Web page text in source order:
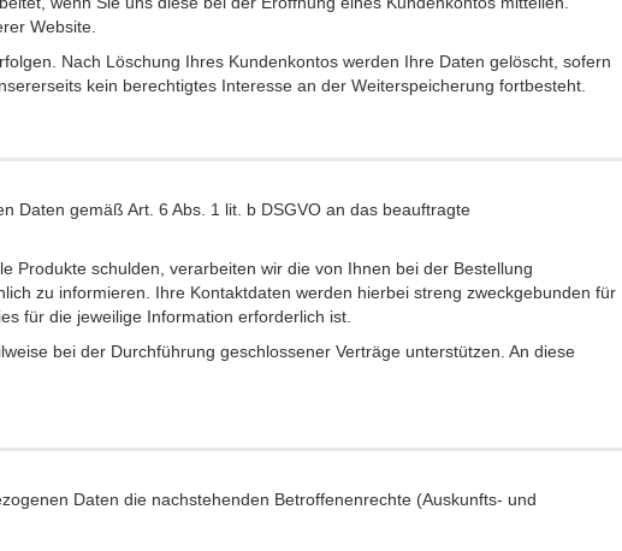
Website.
Nach Löschung Ihres Kundenkontos werden Ihre Daten gelöscht, sofern
kein berechtigtes Interesse an der Weiterspeicherung fortbesteht.
Daten gemäß Art. 6 Abs. 1 lit. b DSGVO an das beauftragte
Produkte schulden, verarbeiten wir die von Ihnen bei der Bestellung
zu informieren. Ihre Kontaktdaten werden hierbei streng zweckgebunden für
für die jeweilige Information erforderlich ist.
bei der Durchführung geschlossener Verträge unterstützen. An diese
Daten die nachstehenden Betroffenenrechte (Auskunfts- und